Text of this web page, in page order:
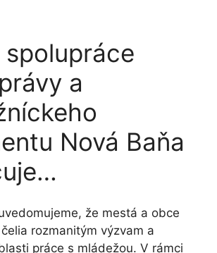
spolupráce
a
Nová Baňa
že mestá a obce
rozmanitým výzvam a
práce s mládežou. V rámci